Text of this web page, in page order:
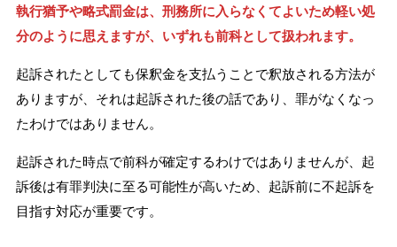
執行猶予や略式罰金は、刑務所に入らなくてよいため軽い処
分のように思えますが、いずれも前科として扱われます。
起訴されたとしても保釈金を支払うことで釈放される方法が
ありますが、それは起訴された後の話であり、罪がなくなっ
たわけではありません。
起訴された時点で前科が確定するわけではありませんが、起
訴後は有罪判決に至る可能性が高いため、起訴前に不起訴を
目指す対応が重要です。